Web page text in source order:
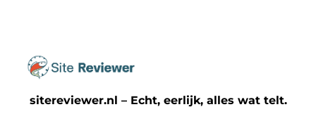
sitereviewer.nl – Echt, eerlijk, alles wat telt.